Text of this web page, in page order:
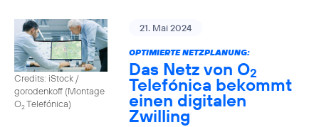
Credits: iStock /
gorodenkoff (Montage
O2Telefónica)
21. Mai 2024
OPTIMIERTE NETZPLANUNG:
Das Netz von O2
Telefónica bekommt
einen digitalen
Zwilling